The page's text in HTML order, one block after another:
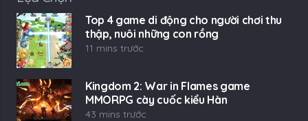
Top 4 game di động cho người chơi thu
thập, nuôi những con rồng
11 mins trước
Kingdom 2: War in Flames game
MMORPG cày cuốc kiểu Hàn
43 mins trước